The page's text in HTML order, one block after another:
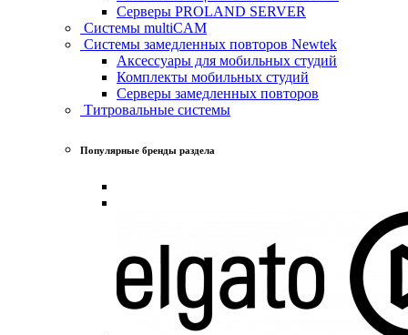
Серверы PROLAND SERVER
Системы multiCAM
Системы замедленных повторов Newtek
Аксессуары для мобильных студий
Комплекты мобильных студий
Серверы замедленных повторов
Титровальные системы
Популярные бренды раздела